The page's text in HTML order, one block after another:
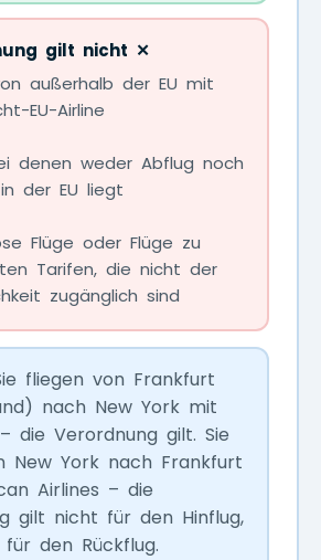
gilt nicht ✕
außerhalb der EU mit
EU-Airline
denen weder Abflug noch
der EU liegt
Flüge oder Flüge zu
Tarifen, die nicht der
zugänglich sind
fliegen von Frankfurt
nach New York mit
die Verordnung gilt. Sie
New York nach Frankfurt
Airlines – die
gilt nicht für den Hinflug,
den Rückflug.